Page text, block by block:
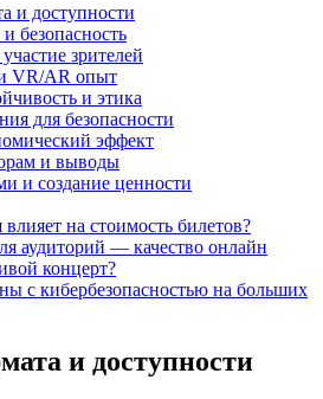
и доступности
безопасность
зрителей
VR/AR опыт
и этика
для безопасности
эффект
и выводы
и создание ценности
на стоимость билетов?
аудиторий — качество онлайн
концерт?
с кибербезопасностью на больших
и доступности